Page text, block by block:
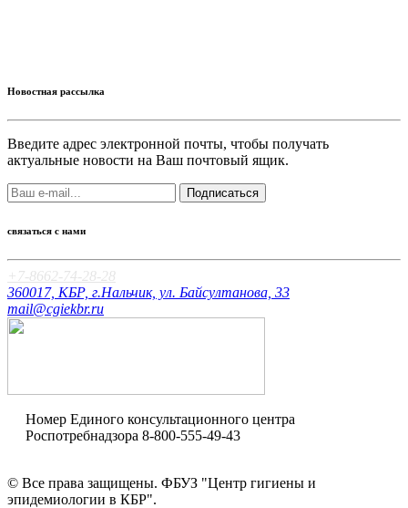
Новостная рассылка
Введите адрес электронной почты, чтобы получать
актуальные новости на Ваш почтовый ящик.
Подписаться
связаться с нами
+7-8662-74-28-28
360017, КБР, г.Нальчик, ул. Байсултанова, 33
mail@cgiekbr.ru
Номер Единого консультационного центра
Роспотребнадзора 8-800-555-49-43
© Все права защищены. ФБУЗ "Центр гигиены и
эпидемиологии в КБР".